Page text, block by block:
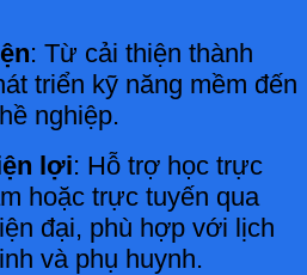
: Từ cải thiện thành
triển kỹ năng mềm đến
nghiệp.
lợi: Hỗ trợ học trực
hoặc trực tuyến qua
đại, phù hợp với lịch
và phụ huynh.